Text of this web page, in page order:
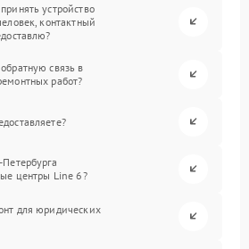
устройство
контактный
связь в
работ?
центры Line 6?
для юридических